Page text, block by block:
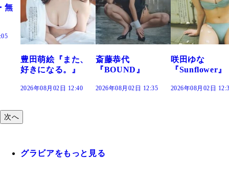
斎藤恭代
『BOUND』
2026年08月02日 12:35
咲田ゆな
『Sunflower』
2026年08月02日 12:30
藤水咲桜『花
だまり』
2026年08月02日
次へ
グラビアをもっと見る